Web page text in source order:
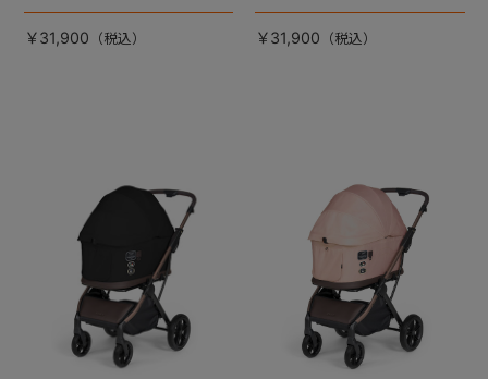
が登場！
￥31,900
が登場！
￥31,900